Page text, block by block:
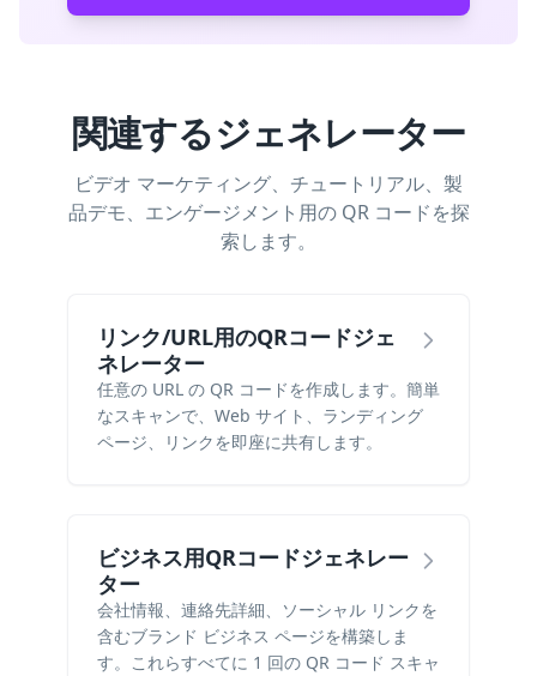
関連するジェネレーター
ビデオ マーケティング、チュートリアル、製
品デモ、エンゲージメント用の QR コードを探
索します。
リンク/URL用のQRコードジェ
ネレーター
任意の URL の QR コードを作成します。簡単
なスキャンで、Web サイト、ランディング
ページ、リンクを即座に共有します。
ビジネス用QRコードジェネレー
ター
会社情報、連絡先詳細、ソーシャル リンクを
含むブランド ビジネス ページを構築しま
す。これらすべてに 1 回の QR コード スキャ